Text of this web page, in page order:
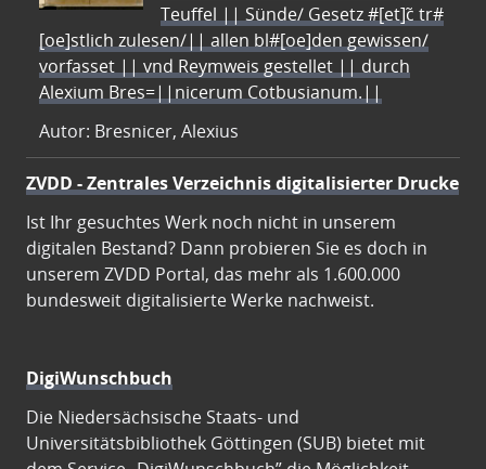
Teuffel || Sünde/ Gesetz #[et]c̃ tr#
[oe]stlich zulesen/|| allen bl#[oe]den gewissen/
vorfasset || vnd Reymweis gestellet || durch
Alexium Bres=||nicerum Cotbusianum.||
Autor: Bresnicer, Alexius
ZVDD - Zentrales Verzeichnis digitalisierter Drucke
Ist Ihr gesuchtes Werk noch nicht in unserem
digitalen Bestand? Dann probieren Sie es doch in
unserem ZVDD Portal, das mehr als 1.600.000
bundesweit digitalisierte Werke nachweist.
DigiWunschbuch
Die Niedersächsische Staats- und
Universitätsbibliothek Göttingen (SUB) bietet mit